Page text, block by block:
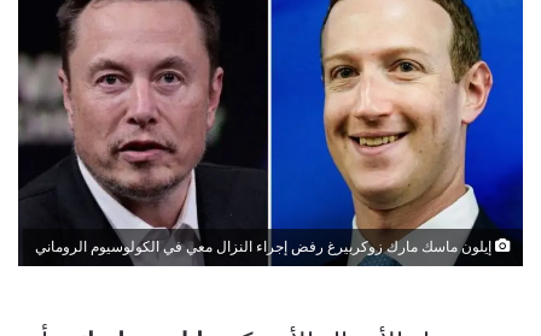
إيلون ماسك مارك زوكربيرغ رفض إجراء النزال معي في الكولوسيوم الروماني